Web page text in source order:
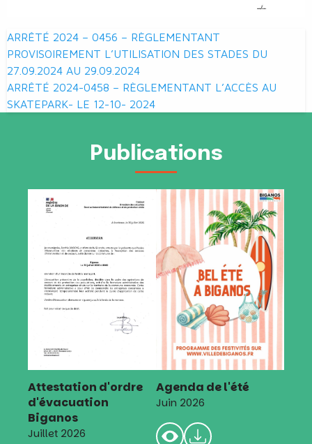
Navigation
de
l’article
ARRÊTÉ 2024 – 0456 – RÈGLEMENTANT
PROVISOIREMENT L’UTILISATION DES STADES DU
27.09.2024 AU 29.09.2024
ARRÊTÉ 2024-0458 – RÈGLEMENTANT L’ACCÈS AU
SKATEPARK- LE 12-10- 2024
Publications
Attestation d'ordre
d'évacuation
Biganos
Juillet 2026
Agenda de l'été
Juin 2026